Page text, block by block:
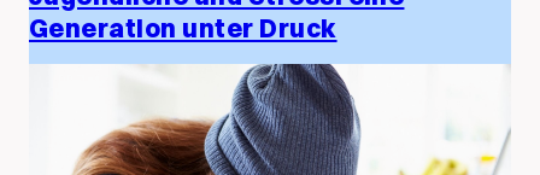
Generation unter Druck